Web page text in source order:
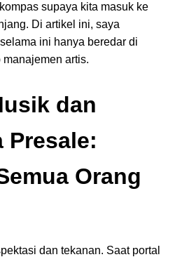
supaya kita masuk ke
Di artikel ini, saya
ini hanya beredar di
artis.
dan
Presale:
Orang
dan tekanan. Saat portal